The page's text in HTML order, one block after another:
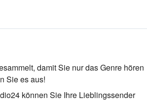
damit Sie nur das Genre hören
Sie es aus!
können Sie Ihre Lieblingssender